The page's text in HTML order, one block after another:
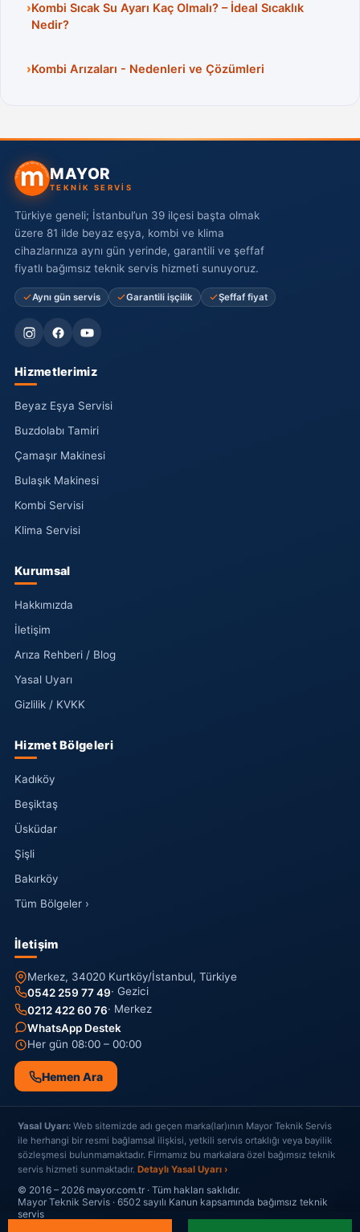
Kombi Sıcak Su Ayarı Kaç Olmalı? – İdeal Sıcaklık
Nedir?
Kombi Arızaları - Nedenleri ve Çözümleri
MAYOR
TEKNİK SERVİS
Türkiye geneli; İstanbul’un 39 ilçesi başta olmak
üzere 81 ilde beyaz eşya, kombi ve klima
cihazlarınıza aynı gün yerinde, garantili ve şeffaf
fiyatlı bağımsız teknik servis hizmeti sunuyoruz.
Aynı gün servis Garantili işçilik Şeffaf fiyat
Hizmetlerimiz
Beyaz Eşya Servisi
Buzdolabı Tamiri
Çamaşır Makinesi
Bulaşık Makinesi
Kombi Servisi
Klima Servisi
Kurumsal
Hakkımızda
İletişim
Arıza Rehberi / Blog
Yasal Uyarı
Gizlilik / KVKK
Hizmet Bölgeleri
Kadıköy
Beşiktaş
Üsküdar
Şişli
Bakırköy
Tüm Bölgeler ›
İletişim
Merkez, 34020 Kurtköy/İstanbul, Türkiye
0542 259 77 49· Gezici
0212 422 60 76· Merkez
WhatsApp Destek
Her gün 08:00 – 00:00
Hemen Ara
Yasal Uyarı: Web sitemizde adı geçen marka(lar)ının Mayor Teknik Servis
ile herhangi bir resmi bağlamsal ilişkisi, yetkili servis ortaklığı veya bayilik
sözleşmesi bulunmamaktadır. Firmamız bu markalara özel bağımsız teknik
servis hizmeti sunmaktadır. Detaylı Yasal Uyarı ›
© 2016 – 2026 mayor.com.tr · Tüm hakları saklıdır.
Mayor Teknik Servis · 6502 sayılı Kanun kapsamında bağımsız teknik
servis